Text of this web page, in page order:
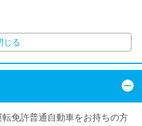
じる
転免許普通自動車をお持ちの方